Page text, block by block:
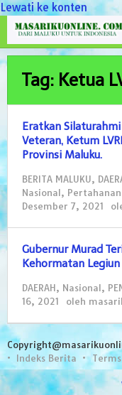
Lewati ke konten
Tag: Ketua
Eratkan
Veteran, Ketum
Provinsi Maluku.
BERITA MALUKU,
Nasional,
Desember 7, 2021
Gubernur Murad
Kehormatan Legiun
DAERAH, Nasional,
16, 2021
oleh
Indeks Berita